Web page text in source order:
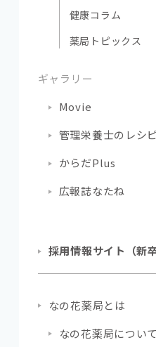
健康コラム
薬局トピックス
ギャラリー
Movie
管理栄養士のレシピ
からだPlus
広報誌なたね
採用情報サイト（新
なの花薬局とは
なの花薬局について